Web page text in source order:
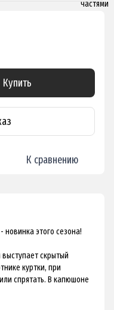
Купить
К сравнению
новинка этого сезона!
скрытый
куртки, при
спрятать. В капюшоне